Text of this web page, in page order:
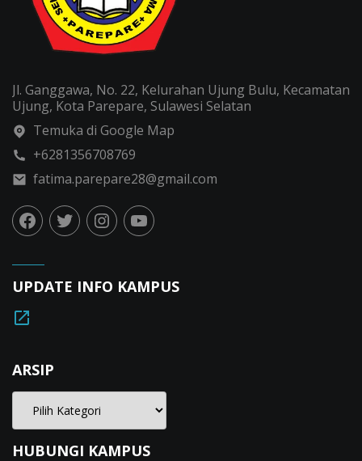
Jl. Ganggawa, No. 22, Kelurahan Ujung Bulu, Kecamatan
Ujung, Kota Parepare, Sulawesi Selatan
Temuka di Google Map
+6281356708769
fatima.parepare28@gmail.com
UPDATE INFO KAMPUS
ARSIP
HUBUNGI KAMPUS